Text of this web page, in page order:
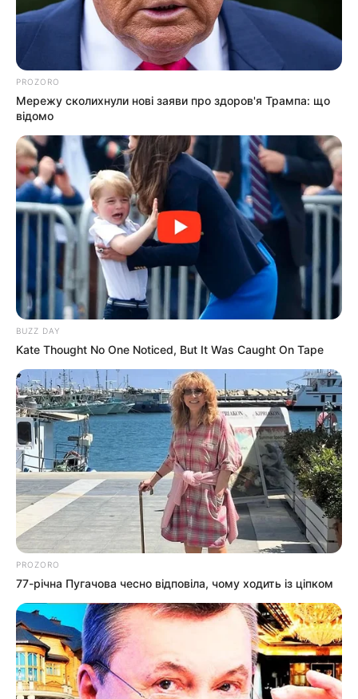
час війни
ЧЕР 28, 2023
Дар’я Максимова
28.06.2023 09:32
ДОЗВІЛЛЯ
PROZORO
Мережу сколихнули нові заяви про здоров'я Трампа: що
відомо
BUZZ DAY
Kate Thought No One Noticed, But It Was Caught On Tape
PROZORO
77-річна Пугачова чесно відповіла, чому ходить із ціпком